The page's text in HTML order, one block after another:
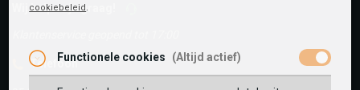
Wij helpen je graag!
Telefoon
cookiebeleid .
Functionele cookies (Altijd actief)